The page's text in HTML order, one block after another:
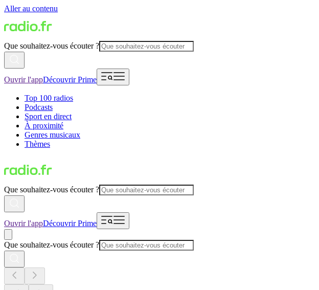
Aller au contenu
Que souhaitez-vous écouter ?
Ouvrir l'appDécouvrir Prime
Top 100 radios
Podcasts
Sport en direct
À proximité
Genres musicaux
Thèmes
Que souhaitez-vous écouter ?
Ouvrir l'appDécouvrir Prime
Que souhaitez-vous écouter ?